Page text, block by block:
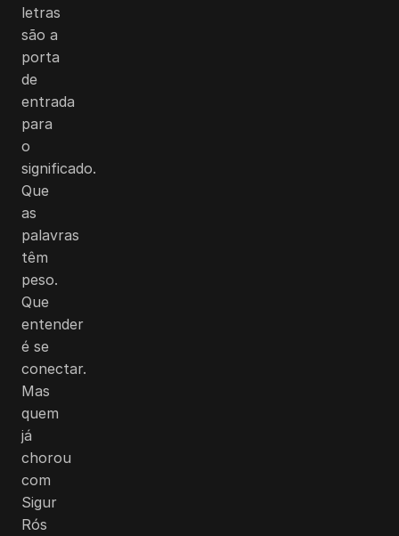
letras
são a
porta
de
entrada
para
o
significado.
Que
as
palavras
têm
peso.
Que
entender
é se
conectar.
Mas
quem
já
chorou
com
Sigur
Rós